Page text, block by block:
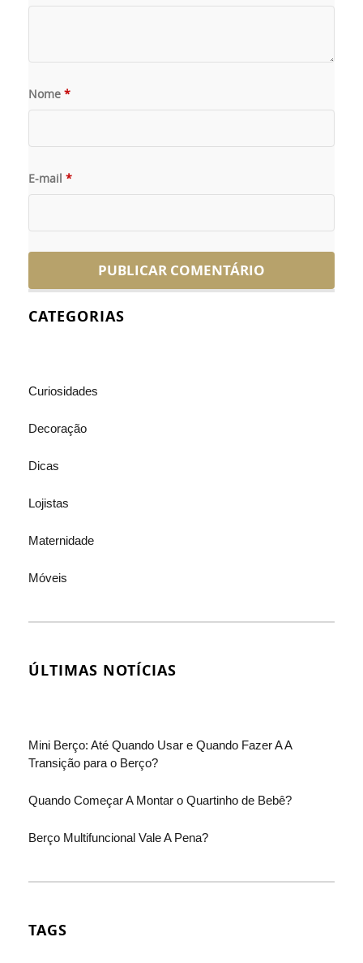
Nome *
E-mail *
CATEGORIAS
Curiosidades
Decoração
Dicas
Lojistas
Maternidade
Móveis
ÚLTIMAS NOTÍCIAS
Mini Berço: Até Quando Usar e Quando Fazer A A
Transição para o Berço?
Quando Começar A Montar o Quartinho de Bebê?
Berço Multifuncional Vale A Pena?
TAGS